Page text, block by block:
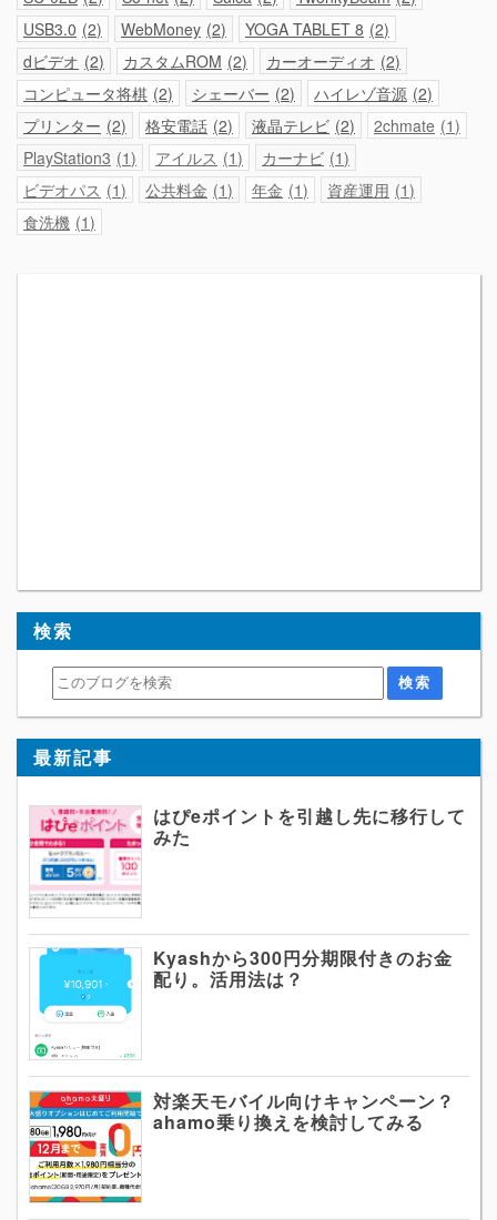
USB3.0 2 WebMoney 2 YOGA TABLET 8 2
dビデオ 2 カスタムROM 2 カーオーディオ 2
コンピュータ将棋 2 シェーバー 2 ハイレゾ音源 2
プリンター 2 格安電話 2 液晶テレビ 2 2chmate 1
PlayStation3 1 アイルス 1 カーナビ 1
ビデオパス
1 公共料金 1 年金 1 資産運用 1
食洗機 1
検索
最新記事
はぴeポイントを引越し先に移行して
みた
Kyashから300円分期限付きのお金
配り。活用法は？
対楽天モバイル向けキャンペーン？
ahamo乗り換えを検討してみる